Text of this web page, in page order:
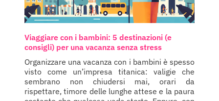
Viaggiare con i bambini: 5 destinazioni (e
consigli) per una vacanza senza stress
Organizzare una vacanza con i bambini è spesso
visto come un’impresa titanica: valigie che
sembrano non chiudersi mai, orari da
rispettare, timore delle lunghe attese e la paura